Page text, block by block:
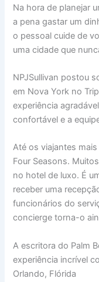
Na hora de planejar
a pena gastar um
o pessoal cuide de
uma cidade que
NPJSullivan postou
em Nova York no
experiência
confortável e a
Até os viajantes
Four Seasons.
no hotel de luxo. É
receber uma
funcionários do
concierge torna-o
A escritora do Palm
experiência incrível
Orlando, Flórida